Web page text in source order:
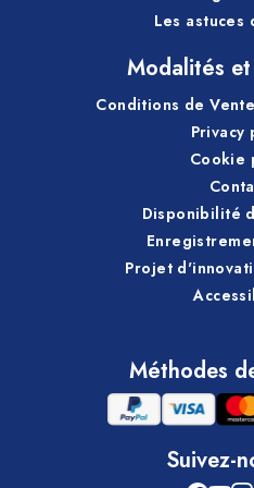
marbre poli ou
avant application
Informations utiles
complet de la cuisine
Pour tirer le meilleur parti du
le nettoyage selon le type de
utile d’approfondir certaines
Si vous souhaitez savoir
efficacement sur la graisse,
calcaire et les résidus de
Les astuces
Modalités
Conditions de
Privacy
Cookie
Disponibilité
Projet
Méthodes
Suivez-